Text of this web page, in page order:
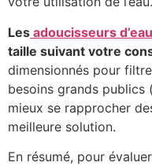
Les adoucisseurs
taille suivant votre
dimensionnés pour
besoins grands
mieux se rapprocher
meilleure solution.
En résumé, pour